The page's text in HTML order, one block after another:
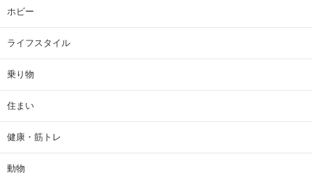
ホビー
ライフスタイル
乗り物
住まい
健康・筋トレ
動物